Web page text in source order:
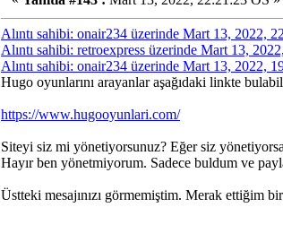
Alıntı sahibi: onair234 üzerinde Mart 13, 2022,
Alıntı sahibi: retroexpress üzerinde Mart 13,
Alıntı sahibi: onair234 üzerinde Mart 13, 2022,
Hugo oyunlarını arayanlar aşağıdaki linkte
https://www.hugooyunlari.com/
Siteyi siz mi yönetiyorsunuz? Eğer siz
Hayır ben yönetmiyorum. Sadece buldum ve
Üstteki mesajınızı görmemiştim. Merak ettiğim